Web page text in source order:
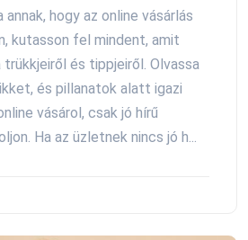
hogy az online vásárlás
kutasson fel mindent, amit
és tippjeiről. Olvassa
és pillanatok alatt igazi
vásárol, csak jó hírű
Ha az üzletnek nincs jó h...